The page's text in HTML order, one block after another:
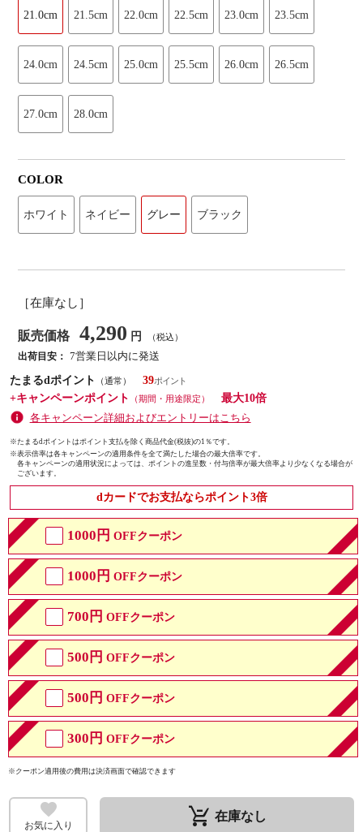
21.0cm 21.5cm 22.0cm 22.5cm 23.0cm 23.5cm
24.0cm 24.5cm 25.0cm 25.5cm 26.0cm 26.5cm
27.0cm 28.0cm
COLOR
ホワイト ネイビー グレー ブラック
［在庫なし］
販売価格 4,290 円 （税込）
出荷目安： 7営業日以内に発送
たまるdポイント
（通常）
39
+キャンペーンポイント
（期間・用途限定）
最大10倍
各キャンペーン詳細およびエントリーはこちら
※たまるdポイントはポイント支払を除く商品代金(税抜)の1％です。
※表示倍率は各キャンペーンの適用条件を全て満たした場合の最大倍率です。
各キャンペーンの適用状況によっては、ポイントの進呈数・付与倍率が最大倍率より少なくなる場合が
ございます。
dカードでお支払ならポイント3倍
1000円 OFFクーポン
1000円 OFFクーポン
700円 OFFクーポン
500円 OFFクーポン
500円 OFFクーポン
300円 OFFクーポン
※クーポン適用後の費用は決済画面で確認できます
お気に入り remove_shopping_cart 在庫なし